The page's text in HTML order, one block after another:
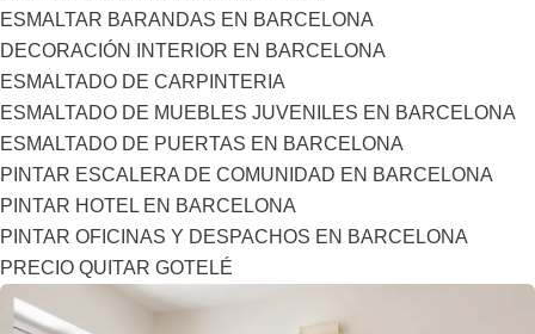
ESMALTAR BARANDAS EN BARCELONA
DECORACIÓN INTERIOR EN BARCELONA
ESMALTADO DE CARPINTERIA
ESMALTADO DE MUEBLES JUVENILES EN BARCELONA
ESMALTADO DE PUERTAS EN BARCELONA
PINTAR ESCALERA DE COMUNIDAD EN BARCELONA
PINTAR HOTEL EN BARCELONA
PINTAR OFICINAS Y DESPACHOS EN BARCELONA
PRECIO QUITAR GOTELÉ